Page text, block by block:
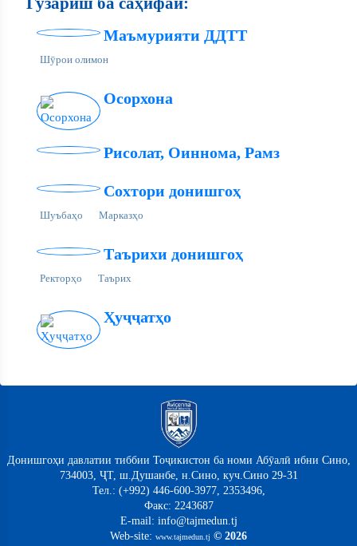
Маъмурияти ДДТТ
Шӯрои олимон
Осорхона
Рисолат, Оиннома, Рамз
Сохтори донишгоҳ
Шуъбаҳо Марказҳо
Таърихи донишгоҳ
Ректорҳо Таърих
Ҳуҷҷатҳо
Донишгоҳи давлатии тиббии Тоҷикистон ба номи Абӯалӣ ибни Сино,
734003, ҶТ, ш.Душанбе, н.Сино, куч.Сино 29-31
Тел.: (+992) 446-600-3977, 2353496,
Факс: 2243687
E-mail: info@tajmedun.tj
Web-site: www.tajmedun.tj © 2026